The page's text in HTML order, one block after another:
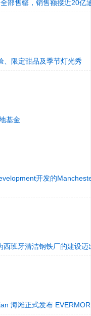
部售罄，销售额接近20亿
、限定甜品及季节灯光秀
基金
开发的
班牙清洁钢铁厂的建设迈
海滩正式发布